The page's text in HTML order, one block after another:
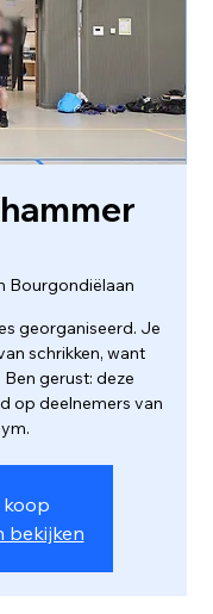
Bourgondiëlaan
georganiseerd. Je
schrikken, want
gerust: deze
op deelnemers van
koop
bekijken